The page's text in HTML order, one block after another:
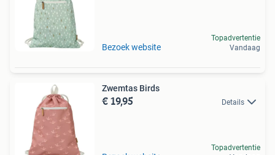
Bezoek website
Topadvertentie
Vandaag
Zwemtas Birds
€ 19,95 Details
Topadvertentie